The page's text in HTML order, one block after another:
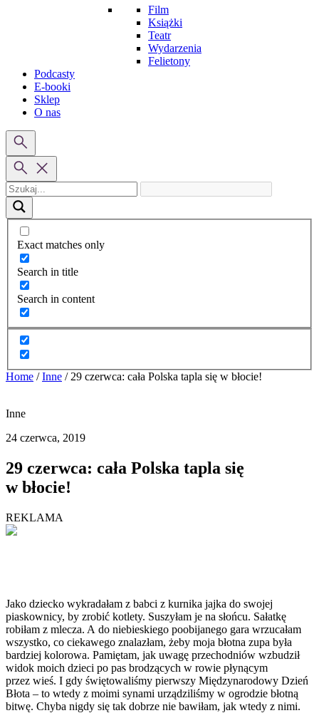
Film
Książki
Teatr
Wydarzenia
Felietony
Podcasty
E-booki
Sklep
O nas
Exact matches only
Search in title
Search in content
Home / Inne / 29 czerwca: cała Polska tapla się w błocie!
Inne
24 czerwca, 2019
29 czerwca: cała Polska tapla się
w błocie!
REKLAMA
Jako dziecko wykradałam z babci z kurnika jajka do swojej
piaskownicy, by zrobić kotlety. Suszyłam je na słońcu. Sałatkę
robiłam z mlecza. A do niebieskiego poobijanego gara wrzucałam
wszystko, co ciekawego znalazłam, żeby moja błotna zupa była
bardziej kolorowa. Pamiętam, jak uwagę przechodniów wzbudził
widok moich dzieci po pas brodzących w rowie płynącym
przez wieś. I gdy świętowaliśmy pierwszy Międzynarodowy Dzień
Błota – to wtedy z moimi synami urządziliśmy w ogrodzie błotną
bitwę. Chyba nigdy się tak dobrze nie bawiłam, jak wtedy z nimi.